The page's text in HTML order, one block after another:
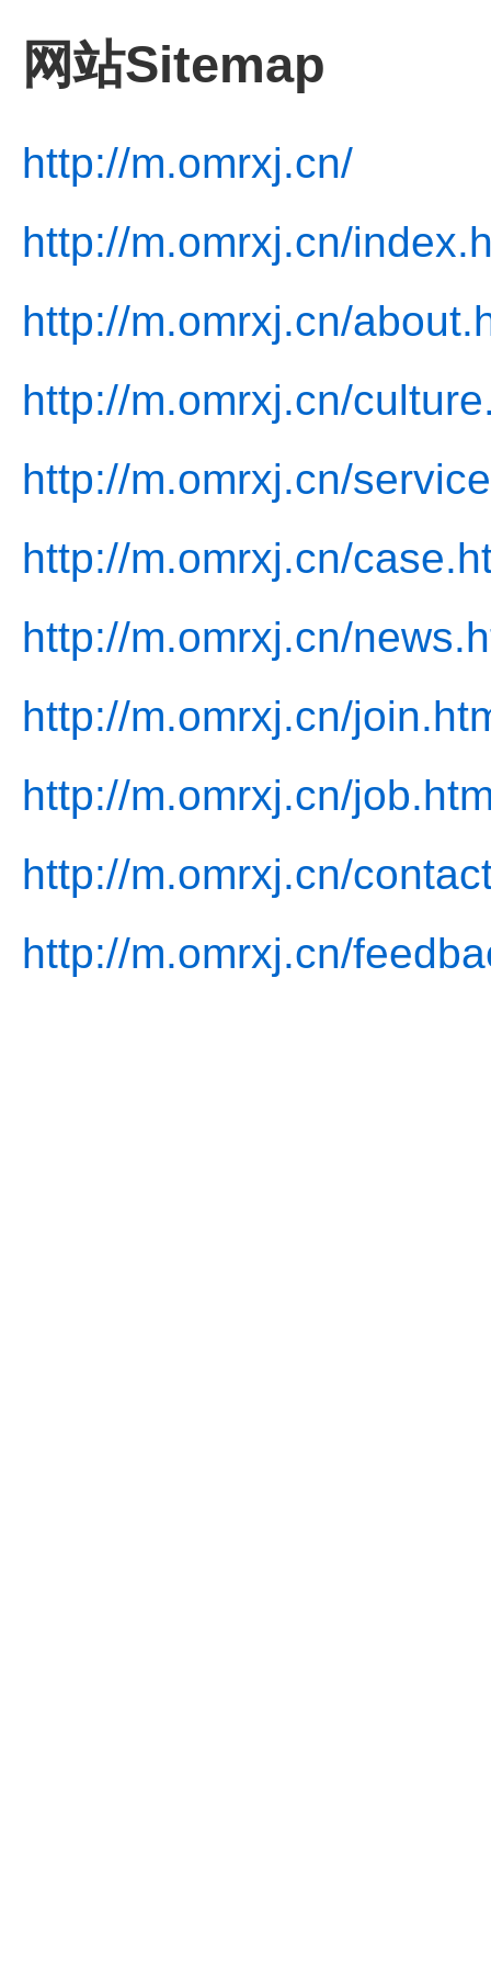
网站Sitemap
http://m.omrxj.cn/
http://m.omrxj.cn/
http://m.omrxj.cn/
http://m.omrxj.cn/
http://m.omrxj.cn/
http://m.omrxj.cn/
http://m.omrxj.cn/
http://m.omrxj.cn/
http://m.omrxj.cn/
http://m.omrxj.cn/
http://m.omrxj.cn/